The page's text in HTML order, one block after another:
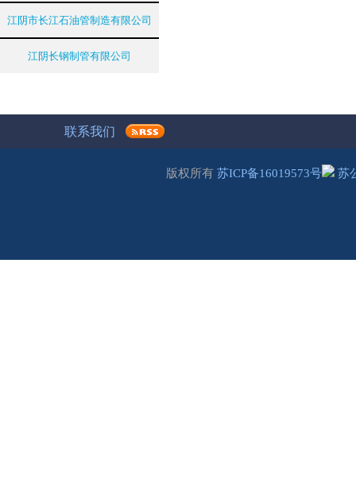
江阴市长江石油管制造有限公司
江阴长钢制管有限公司
联系我们
版权所有 苏ICP备16019573号 苏